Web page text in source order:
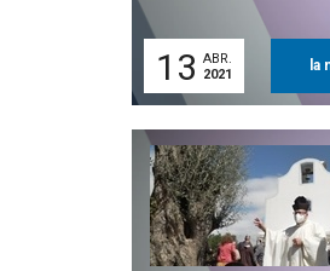
13 ABR.
2021
la